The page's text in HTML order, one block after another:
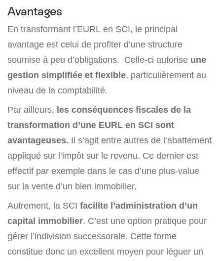
Avantages
En transformant l’EURL en SCI, le principal
avantage est celui de profiter d’une structure
soumise à peu d’obligations. Celle-ci autorise une
gestion simplifiée et flexible, particulièrement au
niveau de la comptabilité.
Par ailleurs, les conséquences fiscales de la
transformation d’une EURL en SCI sont
avantageuses. Il s’agit entre autres de l’abattement
appliqué sur l’impôt sur le revenu. Ce dernier est
effectif par exemple dans le cas d’une plus-value
sur la vente d’un bien immobilier.
Autrement, la SCI facilite l’administration d’un
capital immobilier. C’est une option pratique pour
gérer l’indivision successorale. Cette forme
constitue donc un excellent moyen pour léguer un